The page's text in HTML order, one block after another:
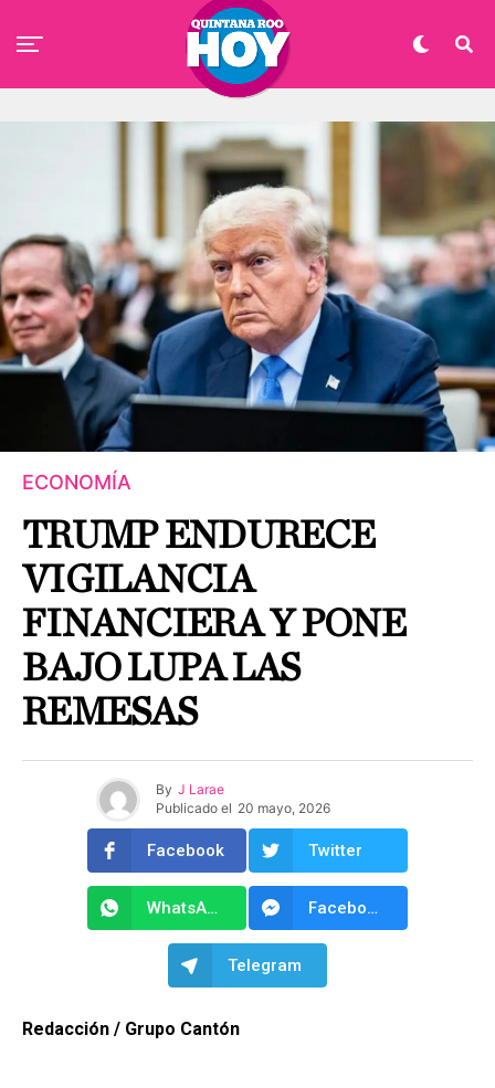
ECONOMÍA
TRUMP ENDURECE
VIGILANCIA
FINANCIERA Y PONE
BAJO LUPA LAS
REMESAS
By J Larae
Publicado el 20 mayo, 2026
Facebook Twitter
WhatsApp Facebook Messenger
Telegram
Redacción / Grupo Cantón